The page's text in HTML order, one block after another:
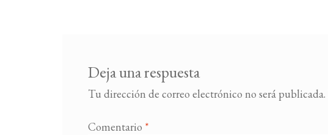
Deja una respuesta
Tu dirección de correo electrónico no será publicada.
Comentario *